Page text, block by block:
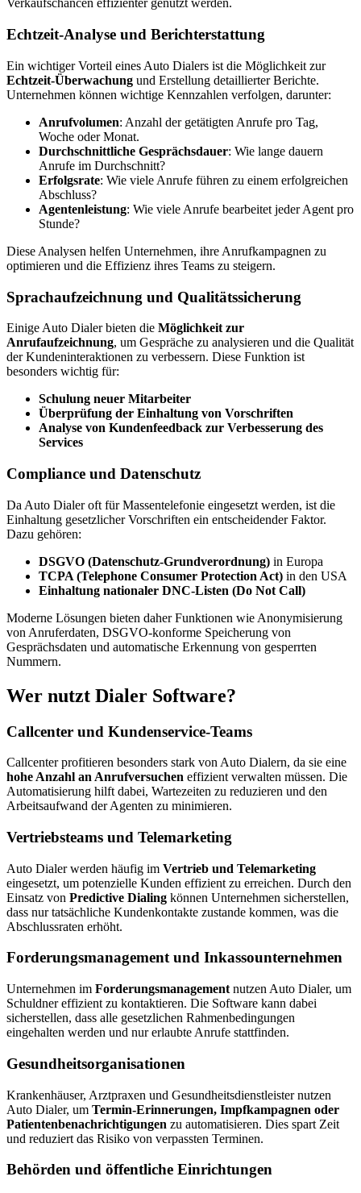
Verkaufschancen effizienter genutzt werden.
Echtzeit-Analyse und Berichterstattung
Ein wichtiger Vorteil eines Auto Dialers ist die Möglichkeit zur
Echtzeit-Überwachung und Erstellung detaillierter Berichte.
Unternehmen können wichtige Kennzahlen verfolgen, darunter:
Anrufvolumen: Anzahl der getätigten Anrufe pro Tag,
Woche oder Monat.
Durchschnittliche Gesprächsdauer: Wie lange dauern
Anrufe im Durchschnitt?
Erfolgsrate: Wie viele Anrufe führen zu einem erfolgreichen
Abschluss?
Agentenleistung: Wie viele Anrufe bearbeitet jeder Agent pro
Stunde?
Diese Analysen helfen Unternehmen, ihre Anrufkampagnen zu
optimieren und die Effizienz ihres Teams zu steigern.
Sprachaufzeichnung und Qualitätssicherung
Einige Auto Dialer bieten die Möglichkeit zur
Anrufaufzeichnung, um Gespräche zu analysieren und die Qualität
der Kundeninteraktionen zu verbessern. Diese Funktion ist
besonders wichtig für:
Schulung neuer Mitarbeiter
Überprüfung der Einhaltung von Vorschriften
Analyse von Kundenfeedback zur Verbesserung des
Services
Compliance und Datenschutz
Da Auto Dialer oft für Massentelefonie eingesetzt werden, ist die
Einhaltung gesetzlicher Vorschriften ein entscheidender Faktor.
Dazu gehören:
DSGVO (Datenschutz-Grundverordnung) in Europa
TCPA (Telephone Consumer Protection Act) in den USA
Einhaltung nationaler DNC-Listen (Do Not Call)
Moderne Lösungen bieten daher Funktionen wie Anonymisierung
von Anruferdaten, DSGVO-konforme Speicherung von
Gesprächsdaten und automatische Erkennung von gesperrten
Nummern.
Wer nutzt Dialer Software?
Callcenter und Kundenservice-Teams
Callcenter profitieren besonders stark von Auto Dialern, da sie eine
hohe Anzahl an Anrufversuchen effizient verwalten müssen. Die
Automatisierung hilft dabei, Wartezeiten zu reduzieren und den
Arbeitsaufwand der Agenten zu minimieren.
Vertriebsteams und Telemarketing
Auto Dialer werden häufig im Vertrieb und Telemarketing
eingesetzt, um potenzielle Kunden effizient zu erreichen. Durch den
Einsatz von Predictive Dialing können Unternehmen sicherstellen,
dass nur tatsächliche Kundenkontakte zustande kommen, was die
Abschlussraten erhöht.
Forderungsmanagement und Inkassounternehmen
Unternehmen im Forderungsmanagement nutzen Auto Dialer, um
Schuldner effizient zu kontaktieren. Die Software kann dabei
sicherstellen, dass alle gesetzlichen Rahmenbedingungen
eingehalten werden und nur erlaubte Anrufe stattfinden.
Gesundheitsorganisationen
Krankenhäuser, Arztpraxen und Gesundheitsdienstleister nutzen
Auto Dialer, um Termin-Erinnerungen, Impfkampagnen oder
Patientenbenachrichtigungen zu automatisieren. Dies spart Zeit
und reduziert das Risiko von verpassten Terminen.
Behörden und öffentliche Einrichtungen